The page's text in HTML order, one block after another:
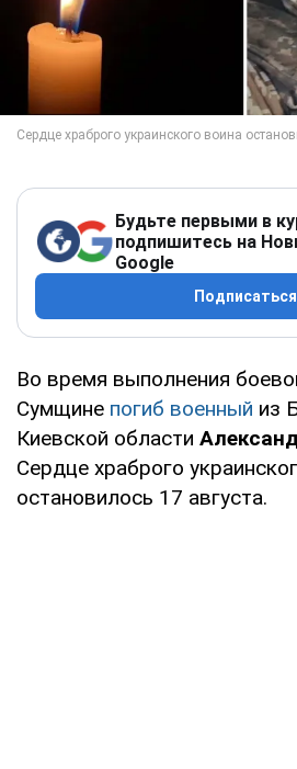
Будьте первыми в
подпишитесь на
Google
Подписаться
Во время выполнения
Сумщине погиб военный из
Киевской области
Сердце храброго
остановилось 17 августа.